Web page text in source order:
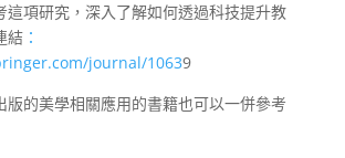
這項研究，深入了解如何透過科技提升教
結：
journal/10639
版的美學相關應用的書籍也可以一併參考